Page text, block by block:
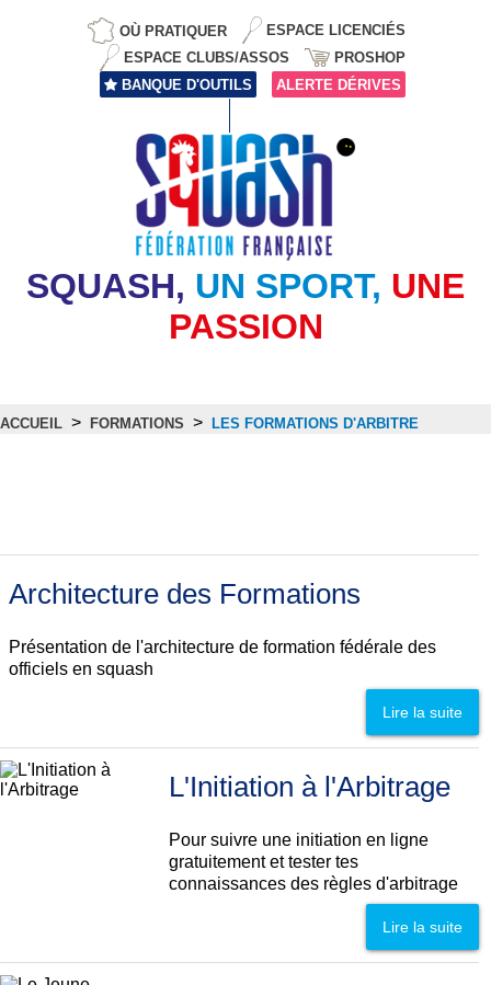
OÙ PRATIQUER
ESPACE LICENCIÉS
ESPACE CLUBS/ASSOS
PROSHOP
BANQUE D'OUTILS
ALERTE DÉRIVES
SQUASH, UN SPORT, UNE
PASSION
ACCUEIL > FORMATIONS > LES FORMATIONS D'ARBITRE
Architecture des Formations
Présentation de l'architecture de formation fédérale des
officiels en squash
Lire la suite
L'Initiation à l'Arbitrage
Pour suivre une initiation en ligne
gratuitement et tester tes
connaissances des règles d'arbitrage
Lire la suite